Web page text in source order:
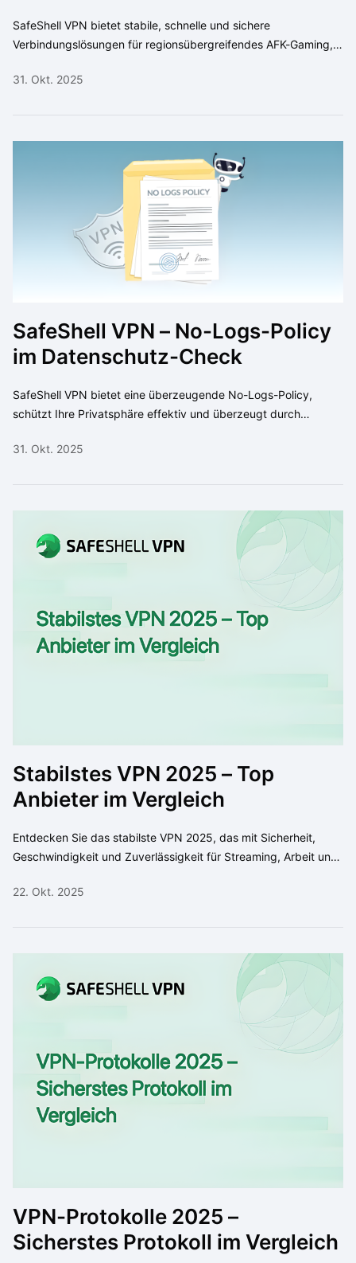
SafeShell VPN bietet stabile, schnelle und sichere
Verbindungslösungen für regionsübergreifendes AFK-Gaming,
31. Okt. 2025
SafeShell VPN – No-Logs-Policy
im Datenschutz-Check
SafeShell VPN bietet eine überzeugende No-Logs-Policy,
schützt Ihre Privatsphäre effektiv und überzeugt durch
31. Okt. 2025
Stabilstes VPN 2025 – Top
Anbieter im Vergleich
Entdecken Sie das stabilste VPN 2025, das mit Sicherheit,
Geschwindigkeit und Zuverlässigkeit für Streaming, Arbeit und
22. Okt. 2025
VPN-Protokolle 2025 –
Sicherstes Protokoll im Vergleich